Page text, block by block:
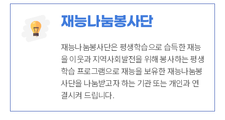
재능나눔봉사단
재능나눔봉사단은 평생학습으로 습득한 재능
을 이웃과 지역사회발전을 위해 봉사하는 평생
학습 프로그램으로 재능을 보유한 재능나눔봉
사단을 나눔받고자 하는 기관 또는 개인과 연
결시켜 드립니다.